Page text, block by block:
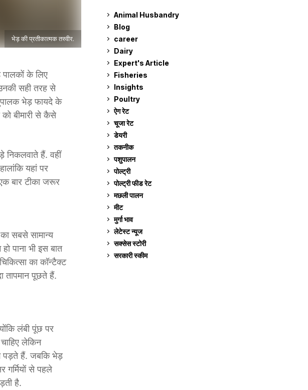
भेड़ की प्रतीकात्मक तस्वीर.
के लिए
सही तरह से
भेड़ फायदे के
बीमारी से कैसे
निकलवाते हैं. वहीं
यहां पर
बार टीका जरूर
सबसे सामान्य
पाना भी इस बात
का कॉन्टैक्ट
तापमान पूछते हैं.
लंबी पूंछ पर
लेकिन
पड़ते हैं. जबकि भेड़
से पहले
है.
Animal Husbandry
Blog
career
Dairy
Expert's Article
Fisheries
Insights
Poultry
ऐग रेट
चूजा रेट
डेयरी
तकनीक
पशुपालन
पोल्ट्री
पोल्ट्री फीड रेट
मछली पालन
मीट
मुर्गा भाव
लेटेस्ट न्यूज
सक्सेस स्टो‍री
सरकारी स्की‍म